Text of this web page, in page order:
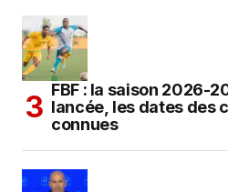
FBF : la saison 2026-
lancée, les dates des
connues